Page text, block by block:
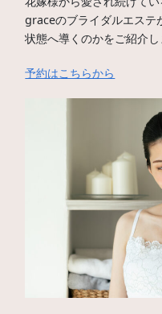
graceのブライダルエステ
状態へ導くのかをご紹介し
予約はこちらから